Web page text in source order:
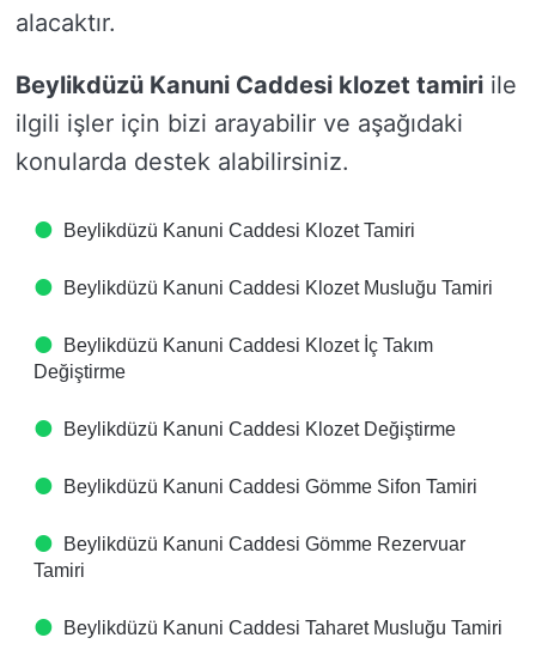
alacaktır.
Beylikdüzü Kanuni Caddesi klozet tamiri ile
ilgili işler için bizi arayabilir ve aşağıdaki
konularda destek alabilirsiniz.
Beylikdüzü Kanuni Caddesi Klozet Tamiri
Beylikdüzü Kanuni Caddesi Klozet Musluğu Tamiri
Beylikdüzü Kanuni Caddesi Klozet İç Takım
Değiştirme
Beylikdüzü Kanuni Caddesi Klozet Değiştirme
Beylikdüzü Kanuni Caddesi Gömme Sifon Tamiri
Beylikdüzü Kanuni Caddesi Gömme Rezervuar
Tamiri
Beylikdüzü Kanuni Caddesi Taharet Musluğu Tamiri